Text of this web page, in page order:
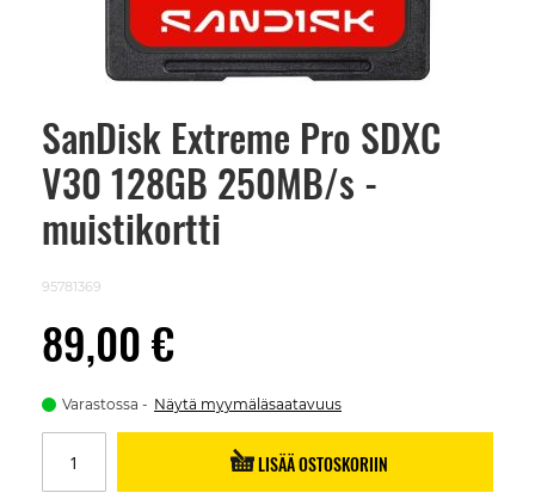
SanDisk Extreme Pro SDXC
V30 128GB 250MB/s -
muistikortti
95781369
89,00 €
Varastossa Näytä myymäläsaatavuus
LISÄÄ OSTOSKORIIN
Skip
beginning
images